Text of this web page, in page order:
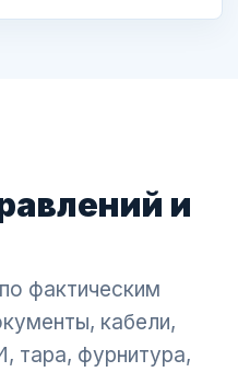
и
фактическим
кабели,
тара, фурнитура,